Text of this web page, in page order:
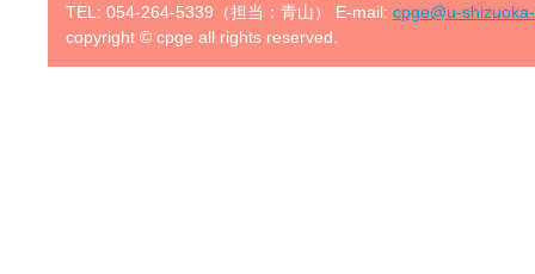
TEL: 054-264-5339（担当：青山） E-mail: cpge@u-
copyright © cpge all rights reserved.